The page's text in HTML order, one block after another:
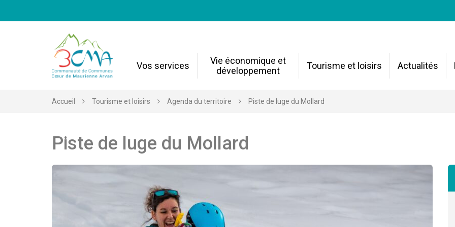
Vos services
Vie économique et
développement
Tourisme et loisirs Actualités
Accueil Tourisme et loisirs Agenda du territoire Piste de luge du Mollard
Piste de luge du Mollard